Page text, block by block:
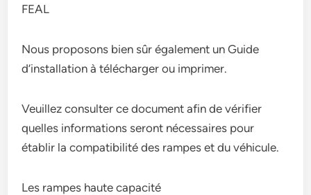
FEAL
Nous proposons bien sûr également un Guide
d’installation à télécharger ou imprimer.
Veuillez consulter ce document afin de vérifier
quelles informations seront nécessaires pour
établir la compatibilité des rampes et du véhicule.
Les rampes haute capacité